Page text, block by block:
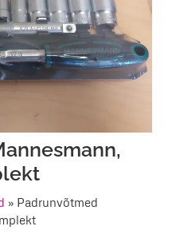
» Padrunvõtmed